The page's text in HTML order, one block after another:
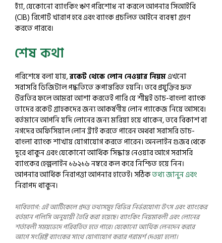
হ্যাঁ, যেকোনো ব্যাংকিং ঋণ পরিশোধ না করলে আপনার সিআইবি
(CIB) রিপোর্ট খারাপ হবে এবং ব্যাংক প্রচলিত আইনে ব্যবস্থা গ্রহণ
করতে পারবে।
শেষ কথা
পরিশেষে বলা যায়,রকেট থেকে লোন নেওয়ার নিয়মএখনো
সরাসরি ডিজিটাল পদ্ধতিতে রূপান্তরিত হয়নি। তবে প্রযুক্তির দ্রুত
উন্নতির ফলে আমরা আশা করতেই পারি যে শীঘ্রই ডাচ-বাংলা ব্যাংক
তাদের রকেট গ্রাহকদের জন্য আকর্ষণীয় লোন প্যাকেজ নিয়ে আসবে।
বর্তমানে আপনি যদি লোনের জন্য মরিয়া হয়ে থাকেন, তবে বিকাশ বা
নগদের অফিসিয়াল লোন ট্রাই করতে পারেন অথবা সরাসরি ডাচ-
বাংলা ব্যাংক শাখায় যোগাযোগ করতে পারেন। অনলাইন গুজব থেকে
দূরে থাকুন এবং যেকোনো আর্থিক সিদ্ধান্ত নেওয়ার আগে সরাসরি
ব্যাংকের হেল্পলাইন ১৬২১৬ নম্বরে কল করে নিশ্চিত হয়ে নিন।
আপনার আর্থিক নিরাপত্তা আপনার হাতেই। সঠিকতথ্য জানুন এবং
নিরাপদ থাকুন।
দাবিত্যাগ: এই আর্টিকেলে প্রদত্ত তথ্যসমূহ বিভিন্ন নির্ভরযোগ্য উৎস এবং ব্যাংকের
বর্তমান পলিসি অনুযায়ী তৈরি করা হয়েছে। ব্যাংকিং নিয়মাবলী এবং লোনের
শর্তাবলী সময়ভেদে পরিবর্তিত হতে পারে। যেকোনো আর্থিক লেনদেন করার
আগে সংশ্লিষ্ট ব্যাংকের সাথে যোগাযোগ করার পরামর্শ দেওয়া হলো।